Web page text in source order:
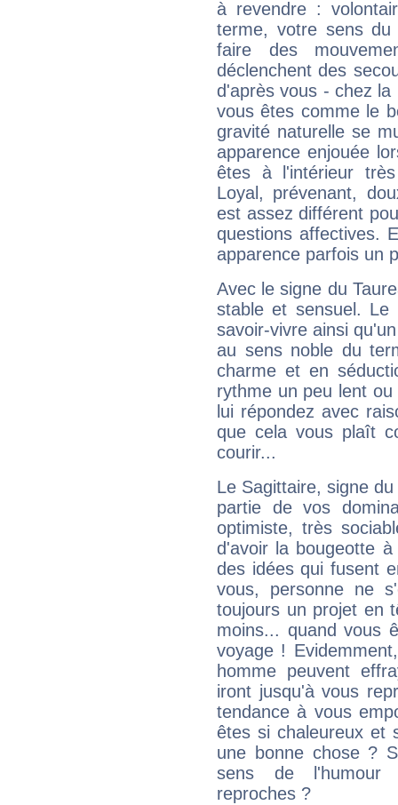
à revendre :
terme, votre sens
faire des
déclenchent des
d'après vous - chez
vous êtes comme le
gravité naturelle se
apparence enjouée
êtes à l'intérieur
Loyal, prévenant,
est assez différent
questions affectives.
apparence parfois un
Avec le signe du
stable et sensuel.
savoir-vivre ainsi
au sens noble du
charme et en
rythme un peu lent
lui répondez avec
que cela vous plaît
courir...
Le Sagittaire, signe
partie de vos
optimiste, très
d'avoir la bougeotte
des idées qui fusent
vous, personne ne
toujours un projet en
moins... quand vous
voyage !
homme peuvent
iront jusqu'à vous
tendance à vous
êtes si chaleureux et
une bonne chose ?
sens de l'humour
reproches ?